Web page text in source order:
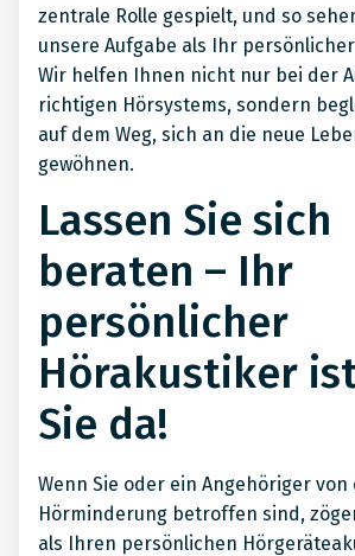
zentrale Rolle gespielt, und so
unsere Aufgabe als Ihr
Wir helfen Ihnen nicht nur bei der
richtigen Hörsystems, sondern
auf dem Weg, sich an die neue
gewöhnen.
Lassen Sie sich
beraten – Ihr
persönlicher
Hörakustiker
Sie da!
Wenn Sie oder ein Angehöriger von
Hörminderung betroffen sind,
als Ihren persönlichen